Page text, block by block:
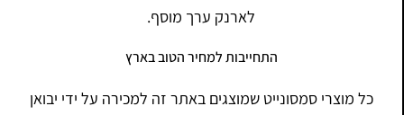
לארנק ערך מוסף.
התחייבות למחיר הטוב בארץ
כל מוצרי סמסונייט שמוצגים באתר זה למכירה על ידי יבואן